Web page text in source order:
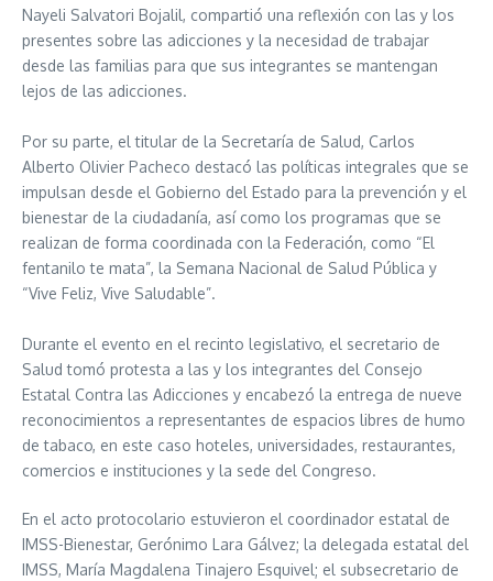
Nayeli Salvatori Bojalil, compartió una reflexión con las y los
presentes sobre las adicciones y la necesidad de trabajar
desde las familias para que sus integrantes se mantengan
lejos de las adicciones.
Por su parte, el titular de la Secretaría de Salud, Carlos
Alberto Olivier Pacheco destacó las políticas integrales que se
impulsan desde el Gobierno del Estado para la prevención y el
bienestar de la ciudadanía, así como los programas que se
realizan de forma coordinada con la Federación, como “El
fentanilo te mata”, la Semana Nacional de Salud Pública y
“Vive Feliz, Vive Saludable”.
Durante el evento en el recinto legislativo, el secretario de
Salud tomó protesta a las y los integrantes del Consejo
Estatal Contra las Adicciones y encabezó la entrega de nueve
reconocimientos a representantes de espacios libres de humo
de tabaco, en este caso hoteles, universidades, restaurantes,
comercios e instituciones y la sede del Congreso.
En el acto protocolario estuvieron el coordinador estatal de
IMSS-Bienestar, Gerónimo Lara Gálvez; la delegada estatal del
IMSS, María Magdalena Tinajero Esquivel; el subsecretario de